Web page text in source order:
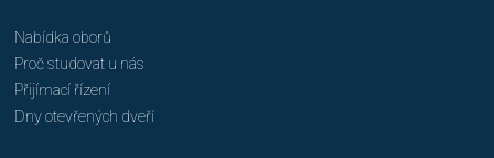
Nabídka oborů
Proč studovat u nás
Přijímací řízení
Dny otevřených dveří